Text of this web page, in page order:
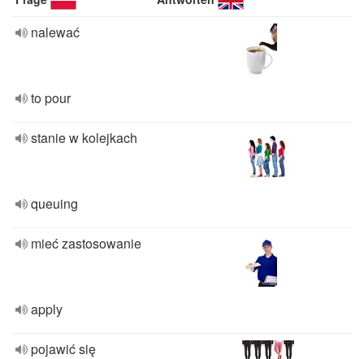
nalewać
to pour
stanie w kolejkach
queuing
mieć zastosowanie
apply
pojawić się